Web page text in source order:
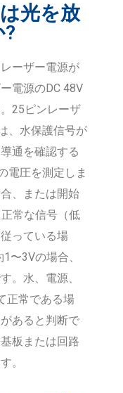
光を放
ーザー電源が
電源のDC 48V
25ピンレーザ
、水保護信号が
通を確認する
電圧を測定しま
、または開始
常な信号（低
っている場
〜3Vの場合、
。水、電源、
正常である場
あると判断で
板または回路
。